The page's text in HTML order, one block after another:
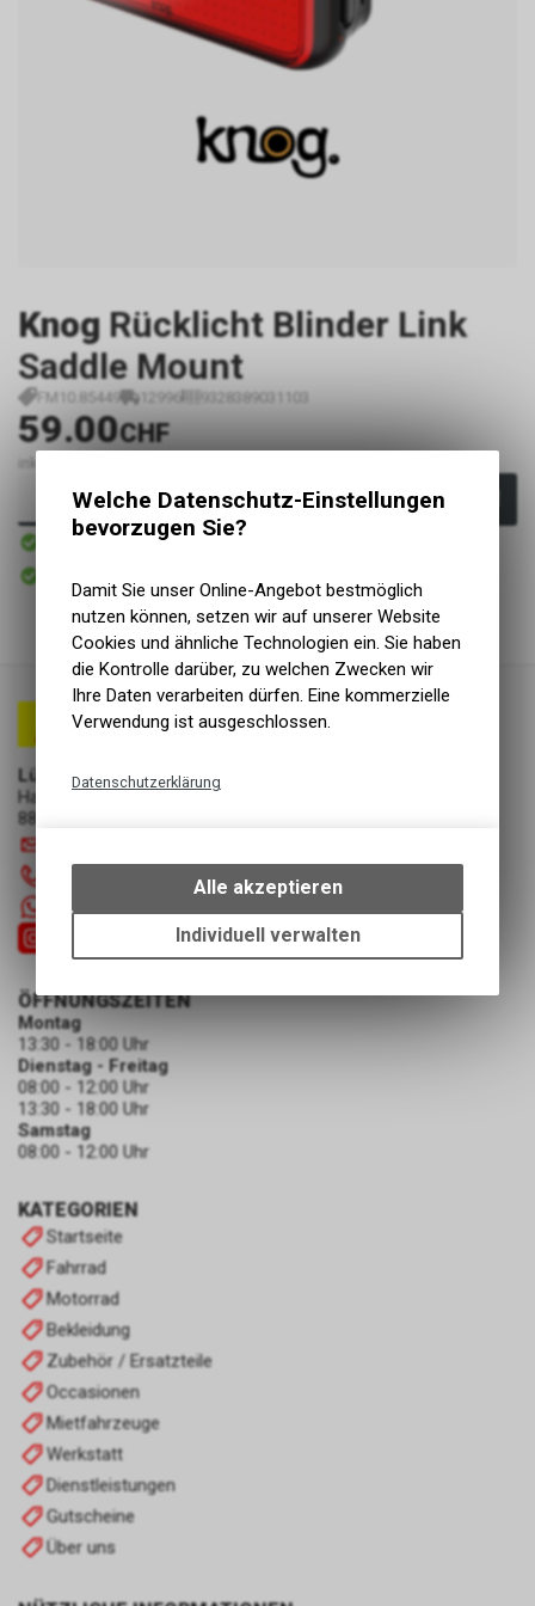
Knog Rücklicht Blinder Link
Saddle Mount
FM10.85449 12996 9328389031103
59.00CHF
inkl. MwSt., zzgl.
In den Warenkorb
Sofort verfügbar
Abholung Lüscher Motor- & Bike World
Lüscher Motor- & Bike World
Hauptstrasse 29a
8867 Niederurnen
+41 55 6103131
KATEGORIEN
Startseite
Fahrrad
Motorrad
Bekleidung
Zubehör / Ersatzteile
Occasionen
Mietfahrzeuge
Werkstatt
Dienstleistungen
Gutscheine
Über uns
ÖFFNUNGSZEITEN
Montag
13:30 - 18:00 Uhr
Dienstag - Freitag
08:00 - 12:00 Uhr
13:30 - 18:00 Uhr
Samstag
08:00 - 12:00 Uhr
Welche Datenschutz-Einstellungen
bevorzugen Sie?
Damit Sie unser Online-Angebot bestmöglich
nutzen können, setzen wir auf unserer Website
Cookies und ähnliche Technologien ein. Sie haben
die Kontrolle darüber, zu welchen Zwecken wir
Ihre Daten verarbeiten dürfen. Eine kommerzielle
Verwendung ist ausgeschlossen.
Datenschutzerklärung
bestimmte Interaktionen und
Einstellungen auf Ihrem Gerät,
um die grundlegenden
Funktionen unseres Online-
Alle akzeptieren
Individuell verwalten